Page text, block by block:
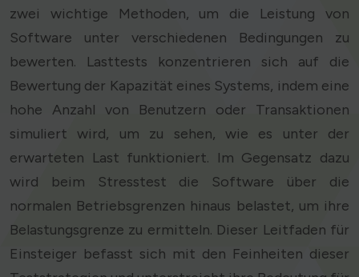
zwei wichtige Methoden, um die Leistung von
Software unter verschiedenen Bedingungen zu
bewerten. Lasttests konzentrieren sich auf die
Bewertung der Kapazität eines Systems, indem eine
hohe Anzahl von Benutzern oder Transaktionen
simuliert wird, um zu sehen, wie es unter der
erwarteten Last funktioniert. Im Gegensatz dazu
wird beim Stresstest die Software über die
normalen Betriebsgrenzen hinaus belastet, um ihre
Belastungsgrenze zu ermitteln. Dieser Leitfaden für
Einsteiger befasst sich mit den Feinheiten dieser